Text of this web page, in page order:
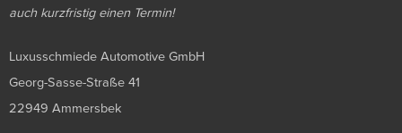
auch kurzfristig einen Termin!
Luxusschmiede Automotive GmbH
Georg-Sasse-Straße 41
22949 Ammersbek